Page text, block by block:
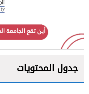
جدول المحتويات